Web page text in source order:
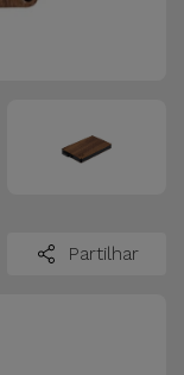
Partilhar